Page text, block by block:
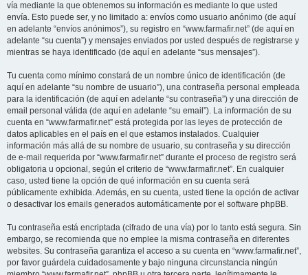
vía mediante la que obtenemos su información es mediante lo que usted
envía. Esto puede ser, y no limitado a: envíos como usuario anónimo (de aquí
en adelante “envíos anónimos”), su registro en “www.farmafir.net” (de aquí en
adelante “su cuenta”) y mensajes enviados por usted después de registrarse y
mientras se haya identificado (de aquí en adelante “sus mensajes”).
Tu cuenta como mínimo constará de un nombre único de identificación (de
aquí en adelante “su nombre de usuario”), una contraseña personal empleada
para la identificación (de aquí en adelante “su contraseña”) y una dirección de
email personal válida (de aquí en adelante “su email”). La información de su
cuenta en “www.farmafir.net” está protegida por las leyes de protección de
datos aplicables en el país en el que estamos instalados. Cualquier
información más allá de su nombre de usuario, su contraseña y su dirección
de e-mail requerida por “www.farmafir.net” durante el proceso de registro será
obligatoria u opcional, según el criterio de “www.farmafir.net”. En cualquier
caso, usted tiene la opción de qué información en su cuenta será
públicamente exhibida. Además, en su cuenta, usted tiene la opción de activar
o desactivar los emails generados automáticamente por el software phpBB.
Tu contraseña está encriptada (cifrado de una vía) por lo tanto está segura. Sin
embargo, se recomienda que no emplee la misma contraseña en diferentes
websites. Su contraseña garantiza el acceso a su cuenta en “www.farmafir.net”,
por favor guárdela cuidadosamente y bajo ninguna circunstancia ningún